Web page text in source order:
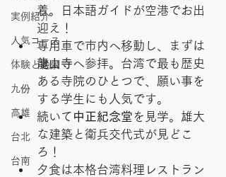
実例紹介
人気コース
体験と絶景
九份
高雄
台北
台南
着。日本語ガイドが空港でお出
迎え！
専用車で市内へ移動し、まずは
龍山寺へ参拝。台湾で最も歴史
ある寺院のひとつで、願い事を
する学生にも人気です。
続いて 中正紀念堂 を見学。雄大
な建築と衛兵交代式が見どこ
ろ！
夕食は本格台湾料理レストラン